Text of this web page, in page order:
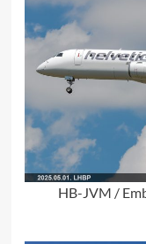
HB-JVM /